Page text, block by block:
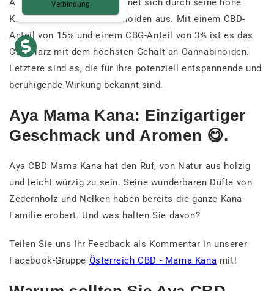
Aya CBD Mama Kana zeichnet sich durch seine hohe
Konzentration an Cannabinoiden aus. Mit einem CBD-
Anteil von 15% und einem CBG-Anteil von 3% ist es das
CBD-Harz mit dem höchsten Gehalt an Cannabinoiden.
Letztere sind es, die für ihre potenziell entspannende und
beruhigende Wirkung bekannt sind.
Aya Mama Kana: Einzigartiger
Geschmack und Aromen 😋.
Aya CBD Mama Kana hat den Ruf, von Natur aus holzig
und leicht würzig zu sein. Seine wunderbaren Düfte von
Zedernholz und Nelken haben bereits die ganze Kana-
Familie erobert. Und was halten Sie davon?
Teilen Sie uns Ihr Feedback als Kommentar in unserer
Facebook-Gruppe Österreich CBD - Mama Kana mit!
Verbindung